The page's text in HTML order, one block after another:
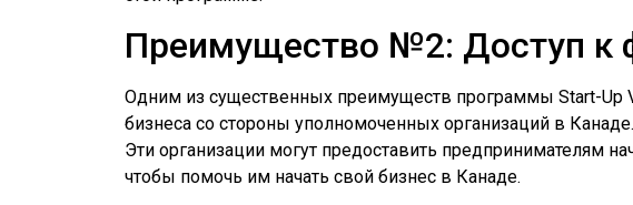
Преимущество №2: Доступ к
Одним из существенных преимуществ программы Start-Up
бизнеса со стороны уполномоченных организаций в Канаде.
Эти организации могут предоставить предпринимателям
чтобы помочь им начать свой бизнес в Канаде.